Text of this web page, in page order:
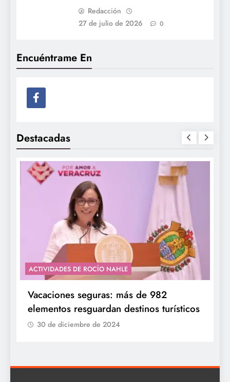
Encuéntrame En
Destacadas
ACTIVIDADES DE ROCÍO NAHLE
Vacaciones seguras: más de 982
elementos resguardan destinos turísticos
30 de diciembre de 2024
Redacción
27 de julio de 2026
0